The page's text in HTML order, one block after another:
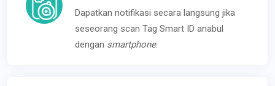
Dapatkan notifikasi secara langsung jika
seseorang scan Tag Smart ID anabul
dengan smartphone.